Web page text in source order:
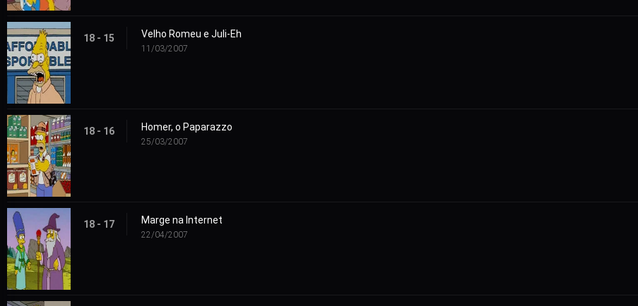
18 - 15 Velho Romeu e Juli-Eh
11/03/2007
18 - 16 Homer, o Paparazzo
25/03/2007
18 - 17 Marge na Internet
22/04/2007